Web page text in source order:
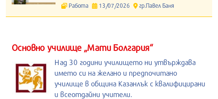
Работа 13/07/2026 гр.Павел Баня
Основно училище „Мати Болгария“
Над 30 години училището ни утвърждава
името си на желано и предпочитано
училище в община Казанлък с квалифицирани
и всеотдайни учители.